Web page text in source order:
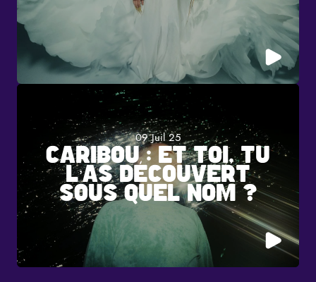
09 Juil 25
CARIBOU : ET TOI, TU
L’AS DÉCOUVERT
SOUS QUEL NOM ?